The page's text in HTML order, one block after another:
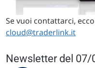
Se vuoi contattarci,
cloud@traderlink.it
Newsletter del